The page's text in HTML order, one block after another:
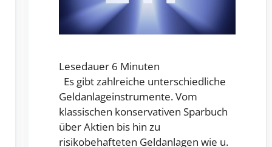
Lesedauer 6 Minuten
Es gibt zahlreiche unterschiedliche
Geldanlageinstrumente. Vom
klassischen konservativen Sparbuch
über Aktien bis hin zu
risikobehafteten Geldanlagen wie u.